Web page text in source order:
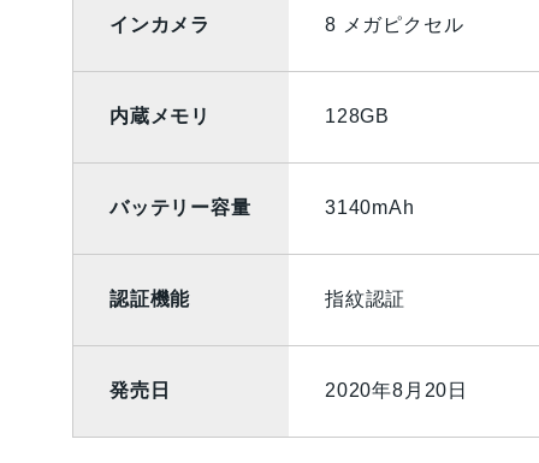
インカメラ 8 メガピクセル
内蔵メモリ 128GB
バッテリー容量 3140mAh
認証機能 指紋認証
発売日 2020年8月20日